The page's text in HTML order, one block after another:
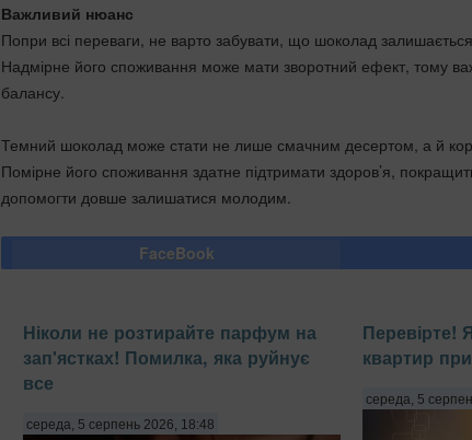
Важливий нюанс
Попри всі переваги, не варто забувати, що шоколад
Надмірне його споживання може мати зворотний ефект, тому
балансу.
Темний шоколад може стати не лише смачним десертом, а й
Помірне його споживання здатне підтримати здоров’я,
допомогти довше залишатися молодим.
FaceBook
Ніколи не розтирайте парфум на
зап'ястках! Помилка, яка руйнує
все
середа, 5 серпень 2026, 18:48
Перевірте!
квартир
середа, 5